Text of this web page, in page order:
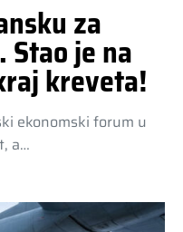
za
je na
kreveta!
ekonomski forum u
a…